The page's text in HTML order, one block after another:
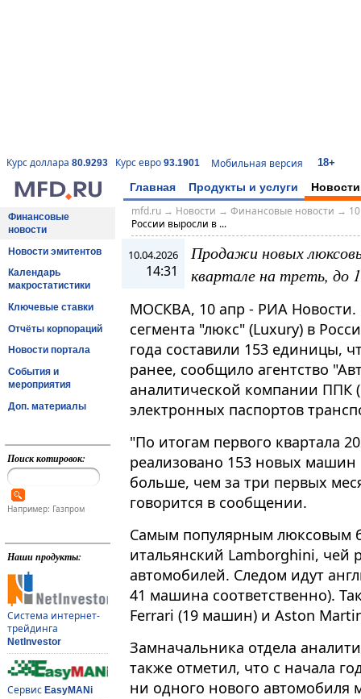
Курс доллара 80.9293 Курс евро 93.1901 Мобильная версия 18+
Главная Продукты и услуги Новости
Финансовые
новости
Новости эмитентов
Календарь
макростатистики
Ключевые ставки
Отчёты корпораций
Новости портала
События и
мероприятия
Доп. материалы
Поиск котировок:
Например: Газпром
Наши продукты:
Система интернет-
трейдинга
NetInvestor
Сервис EasyMANi
mfd.ru→ Новости → Финансовые новости →
России выросли в ...
10.04.2026
14:31
Продажи новых
квартале на треть, до
МОСКВА, 10 апр - РИА
сегмента "люкс" (Luxury) в
года составили 153 единицы,
ранее, сообщило агентство
аналитической компании ППК
электронных паспортов
"По итогам первого квартала
реализовано 153 новых машин
больше, чем за три первых
говорится в сообщении.
Самым популярным люксовым
итальянский Lamborghini, чей
автомобилей. Следом идут
41 машина соответственно).
Ferrari (19 машин) и Aston
Замначальника отдела
также отметил, что с начала
ни одного нового автомобиля